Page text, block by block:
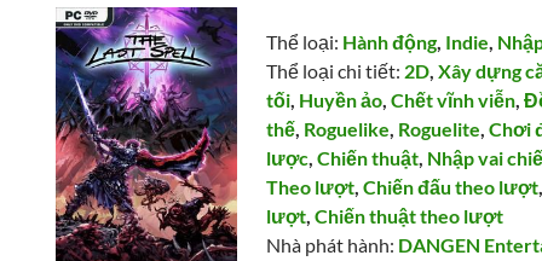
Thể loại: Hành động, Indie,
Thể loại chi tiết: 2D,Xây dựng
tối, Huyền ảo,Chết vĩnh viễn,
thế, Roguelike, Roguelite,Chơi
lược,Chiến thuật, Nhập vai
Theo lượt,Chiến đấu theo lượt
lượt,Chiến thuật theo lượt
Nhà phát hành: DANGEN